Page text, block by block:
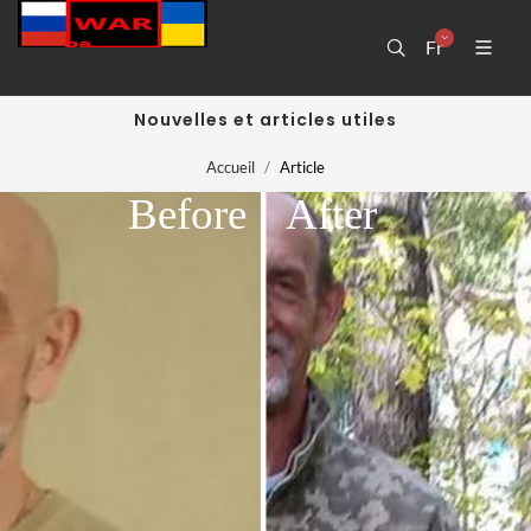
Fr
Nouvelles et articles utiles
Accueil Article
After
Before